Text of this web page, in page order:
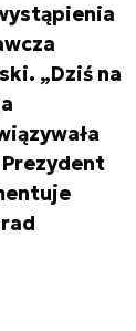
„Dziś na
Prezydent